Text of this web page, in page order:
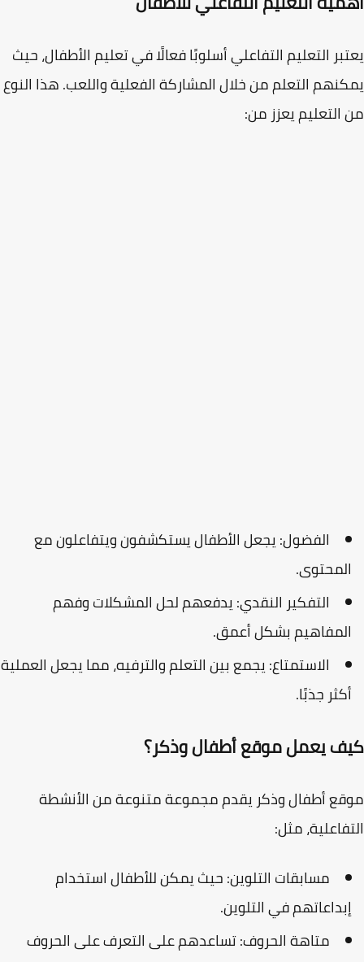
التعليم التفاعليأسلوبًا فعالًا في تعليم الأطفال، حيث
التعلم من خلال المشاركة الفعلية واللعب. هذا النوع
يعزز من:
الفضول: يجعل الأطفال يستكشفون ويتفاعلون مع
التفكير النقدي: يدفعهم لحل المشكلات وفهم
بشكل أعمق.
الاستمتاع: يجمع بين التعلم والترفيه، مما يجعل العملية
جذبًا.
يعمل موقع أطفال وذكر؟
أطفال وذكر يقدم مجموعة متنوعة من الأنشطة
مثل:
مسابقات التلوين: حيث يمكن للأطفال استخدام
في التلوين.
متاهة الحروف: تساعدهم على التعرف على الحروف